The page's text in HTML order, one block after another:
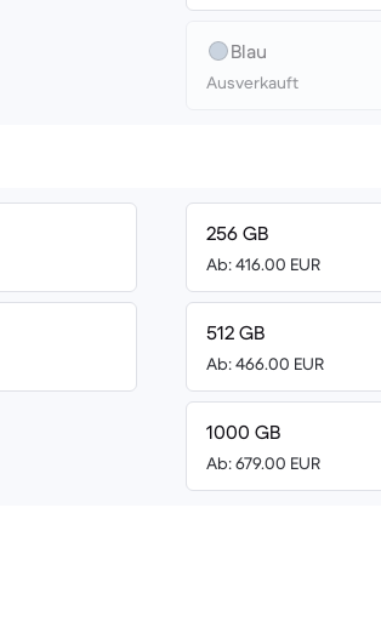
Blau
Ausverkauft
256 GB
Ab: 416.00 EUR
512 GB
Ab: 466.00 EUR
1000 GB
Ab: 679.00 EUR